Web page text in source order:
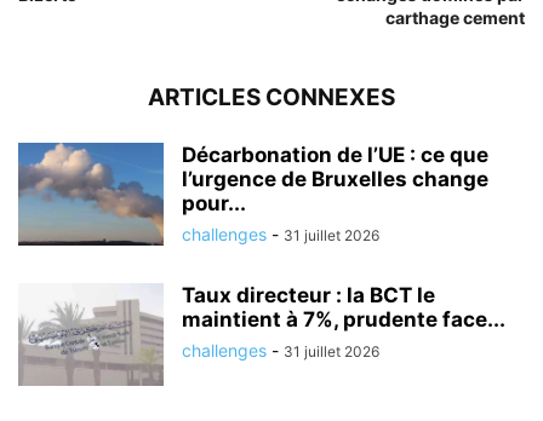
carthage cement
ARTICLES CONNEXES
Décarbonation de l’UE : ce que
l’urgence de Bruxelles change
pour...
challenges - 31 juillet 2026
Taux directeur : la BCT le
maintient à 7%, prudente face...
challenges - 31 juillet 2026